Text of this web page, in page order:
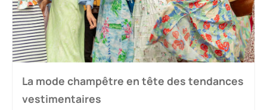
La mode champêtre en tête des tendances
vestimentaires